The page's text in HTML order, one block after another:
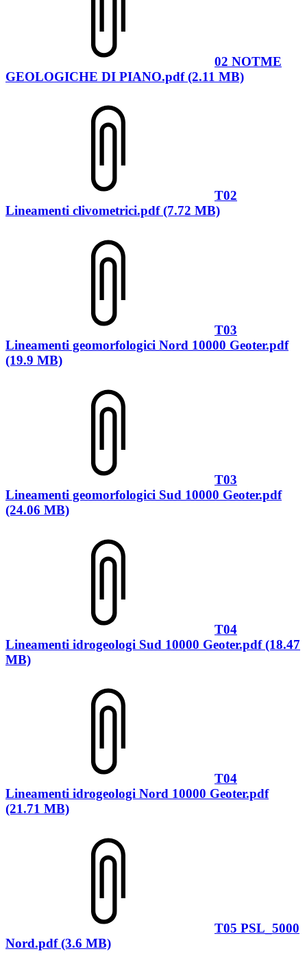
02 NOTME
GEOLOGICHE DI PIANO.pdf (2.11 MB)
T02
Lineamenti clivometrici.pdf (7.72 MB)
T03
Lineamenti geomorfologici Nord 10000 Geoter.pdf
(19.9 MB)
T03
Lineamenti geomorfologici Sud 10000 Geoter.pdf
(24.06 MB)
T04
Lineamenti idrogeologi Sud 10000 Geoter.pdf (18.47
MB)
T04
Lineamenti idrogeologi Nord 10000 Geoter.pdf
(21.71 MB)
T05 PSL_5000
Nord.pdf (3.6 MB)